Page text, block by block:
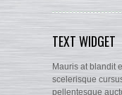
TEXT WIDGET
Mauris at blandit
scelerisque
pellentesque